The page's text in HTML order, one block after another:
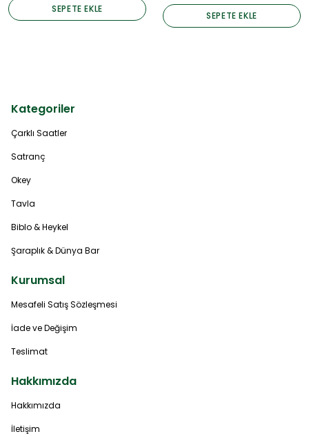
SEPETE EKLE
SEPETE EKLE
Kategoriler
Çarklı Saatler
Satranç
Okey
Tavla
Biblo & Heykel
Şaraplık & Dünya Bar
Kurumsal
Mesafeli Satış Sözleşmesi
İade ve Değişim
Teslimat
Hakkımızda
Hakkımızda
İletişim